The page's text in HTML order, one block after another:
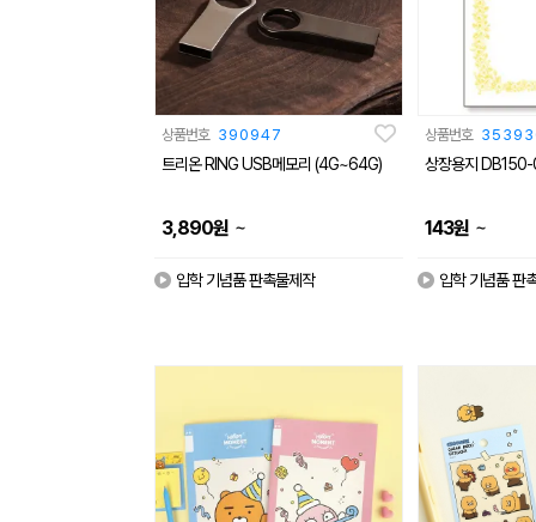
상품번호 390947
트리온 RING USB메모리 (4G~64G)
3,890원 ~
입학 기념품 판촉물제작
상품번호
상장용지
143원 ~
입학 기념품 판